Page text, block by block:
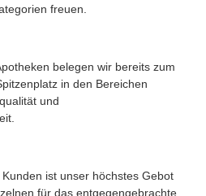
freuen.
belegen wir bereits zum
in den Bereichen
und
ist unser höchstes Gebot
für das entgegengebrachte